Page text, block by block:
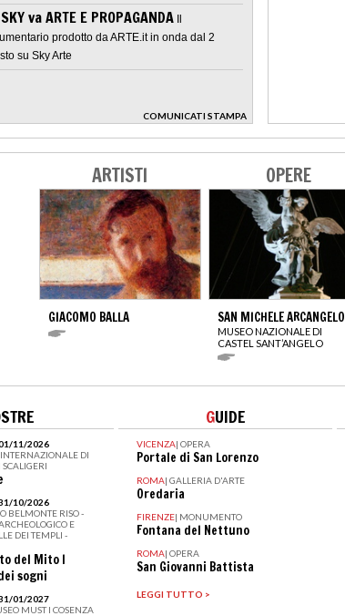
va ARTE E PROPAGANDA Il
prodotto da ARTE.it in onda dal 2
su Sky Arte
COMUNICATI STAMPA
>
ARTISTI
GIACOMO BALLA
OPERE
SAN MICHELE ARCANGELO
MUSEO NAZIONALE DI
CASTEL SANT’ANGELO
11/2026
INTERNAZIONALE DI
10/2026
BELMONTE RISO -
E
DEI TEMPLI -
del Mito I
sogni
01/2027
MUST I COSENZA
GUIDE
VICENZA| OPERA
Portale di San Lorenzo
ROMA| GALLERIA D'ARTE
Oredaria
FIRENZE| MONUMENTO
Fontana del Nettuno
ROMA| OPERA
San Giovanni Battista
LEGGI TUTTO >